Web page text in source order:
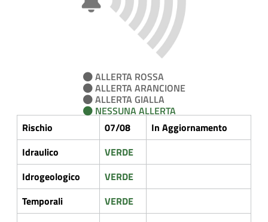
ALLERTA ROSSA
ALLERTA ARANCIONE
ALLERTA GIALLA
NESSUNA ALLERTA
Rischio
07/08
In Aggiornamento
Idraulico
VERDE
Idrogeologico
VERDE
Temporali
VERDE